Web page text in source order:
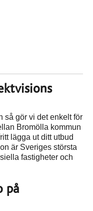
så gör vi det enkelt för
Bromölla kommun
lägga ut ditt utbud
är Sveriges största
fastigheter och
på